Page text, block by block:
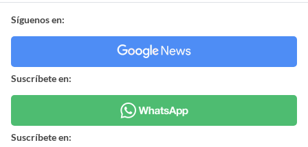
Síguenos en:
Suscríbete en:
Suscríbete en: